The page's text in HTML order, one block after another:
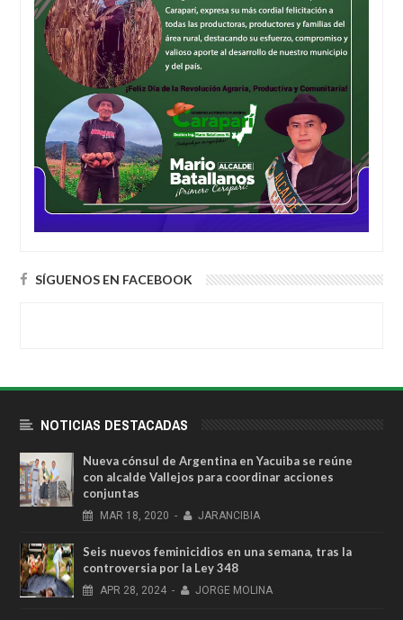
SÍGUENOS EN FACEBOOK
NOTICIAS DESTACADAS
Nueva cónsul de Argentina en Yacuiba se reúne
con alcalde Vallejos para coordinar acciones
conjuntas
MAR 18, 2020 - JARANCIBIA
Seis nuevos feminicidios en una semana, tras la
controversia por la Ley 348
APR 28, 2024 - JORGE MOLINA